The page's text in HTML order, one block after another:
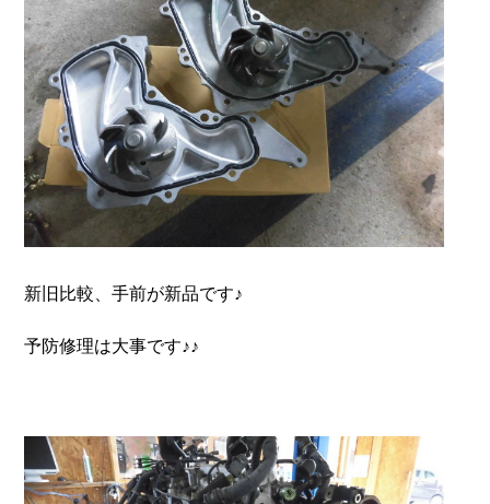
新旧比較、手前が新品です♪
予防修理は大事です♪♪